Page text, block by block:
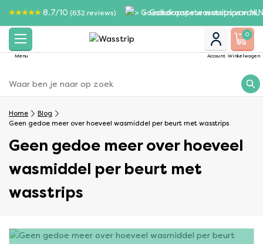
8.7/10 (632 reviews) > Goedkoopste wasstrips van
Menu Account
0
Winkelwagen
Home
Blog
Geen gedoe meer over hoeveel wasmiddel per beurt met wasstrips
Geen gedoe meer over hoeveel
wasmiddel per beurt met
wasstrips